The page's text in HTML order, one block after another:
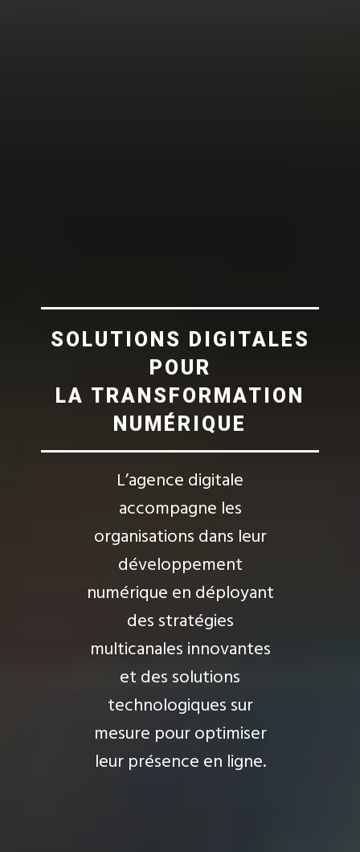
SOLUTIONS DIGITALES
POUR
LA TRANSFORMATION
NUMÉRIQUE
L’agence digitale
accompagne les
organisations dans leur
développement
numérique en déployant
des stratégies
multicanales innovantes
et des solutions
technologiques sur
mesure pour optimiser
leur présence en ligne.